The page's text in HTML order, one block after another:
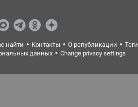
найти Контакты О републикации
Теги
данных Change privacy settings